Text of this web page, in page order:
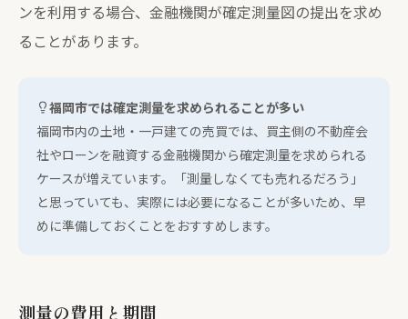
ンを利用する場合、金融機関が確定測量図の提出を求め
ることがあります。
福岡市では確定測量を求められることが多い
福岡市内の土地・一戸建ての売買では、買主側の不動産会
社やローンを融資する金融機関から確定測量を求められる
ケースが増えています。「測量しなくても売れるだろう」
と思っていても、実際には必要になることが多いため、早
めに準備しておくことをおすすめします。
測量の費用と期間